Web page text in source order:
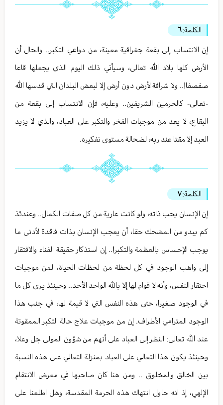
الكلمة:٦
إن الانتساب إلى بقعة جغرافية معينة، من دواعي التكبر.. والحال أن
الأرض كلها بلاد الله تعالى، وسيأتي ذلك اليوم الذي يجعلها قاعا
صفصفا!.. ولا شرافة لأرض دون أرض إلا لبعض البلدان التي قدسها الله
-تعالى- كالحرمين الشريفين.. وعليه، فإن الانتساب إلى بقعة من
البقاع، لا يعد من موجبات الفخر والتكبر على العباد، والذي لا يزيد
العبد إلا مقتا عند ربه، لضحالة مستوى تفكيره.
الكلمة:٧
إن الإنسان يحب ذاته، ولو كانت عارية من كل صفات الكمال.. وعندئذ
كم يبدو من المضحك حقا، أن يعجب الإنسان بذات فاقدة لأدنى ما
يوجب الإحساس بالعظمة والتكبر!.. إن استذكار حقيقة الفناء والافتقار
إلى واهب الوجود في كل لحظة من لحظات الحياة، لمن موجبات
احتقار النفس، وأنه لا قوام لها إلا بالله الواحد الأحد.. وحينئذ يرى كل ما
في الوجود صغيرا، حتى هذه النفس التي لا قيمة لها، في جنب هذا
الوجود المترامي الأطراف. إن من موجبات علاج حالة التكبر الممقوتة
عند الله تعالى: النظر إلى العباد على أنهم من شؤون المولى جل وعلا،
وحينئذ يكون هذا التعالي على العباد بمنزلة التعالي على هذه النسبة
بين الخالق والمخلوق .. ومن هنا كان صاحبها في معرض الانتقام
الإلهي، إذ انه حاول انتهاك هذه الحرمة المقدسة، وهل اطلعنا على